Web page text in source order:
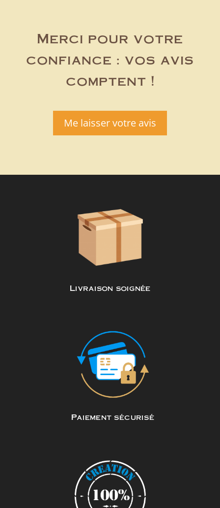
Merci pour votre
confiance : vos avis
comptent !
Me laisser votre avis
Livraison soignée
Paiement sécurisé